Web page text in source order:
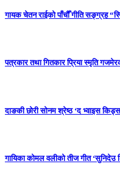
गायक चेतन राईको पाँचौँ गीति सङ्ग्रह
पत्रकार तथा गितकार प्रिया स्मृति
दाङकी छोरी सोनम श्रेष्ठ ‘द भ्वाइस
गायिका कोमल वलीको तीज गीत ‘सुनिदेउ